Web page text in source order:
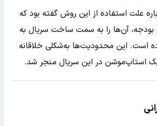
علت استفاده از این روش گفته بود که
آن‌ها را به سمت ساخت سریال به
است. این محدودیت‌ها به‌شکلی خلاقانه
استاپ‌موشن در این سریال منجر شد.